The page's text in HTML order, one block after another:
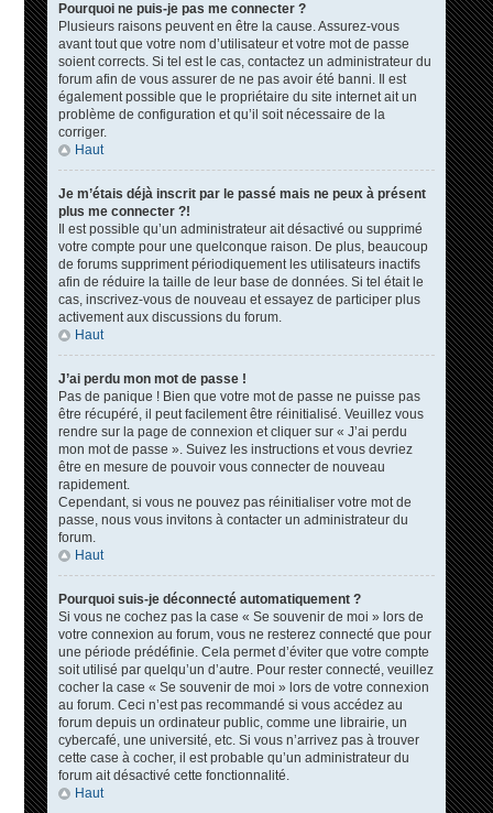
Pourquoi ne puis-je pas me connecter ?
Plusieurs raisons peuvent en être la cause. Assurez-vous
avant tout que votre nom d’utilisateur et votre mot de passe
soient corrects. Si tel est le cas, contactez un administrateur du
forum afin de vous assurer de ne pas avoir été banni. Il est
également possible que le propriétaire du site internet ait un
problème de configuration et qu’il soit nécessaire de la
corriger.
Haut
Je m’étais déjà inscrit par le passé mais ne peux à présent
plus me connecter ?!
Il est possible qu’un administrateur ait désactivé ou supprimé
votre compte pour une quelconque raison. De plus, beaucoup
de forums suppriment périodiquement les utilisateurs inactifs
afin de réduire la taille de leur base de données. Si tel était le
cas, inscrivez-vous de nouveau et essayez de participer plus
activement aux discussions du forum.
Haut
J’ai perdu mon mot de passe !
Pas de panique ! Bien que votre mot de passe ne puisse pas
être récupéré, il peut facilement être réinitialisé. Veuillez vous
rendre sur la page de connexion et cliquer sur « J’ai perdu
mon mot de passe ». Suivez les instructions et vous devriez
être en mesure de pouvoir vous connecter de nouveau
rapidement.
Cependant, si vous ne pouvez pas réinitialiser votre mot de
passe, nous vous invitons à contacter un administrateur du
forum.
Haut
Pourquoi suis-je déconnecté automatiquement ?
Si vous ne cochez pas la case « Se souvenir de moi » lors de
votre connexion au forum, vous ne resterez connecté que pour
une période prédéfinie. Cela permet d’éviter que votre compte
soit utilisé par quelqu’un d’autre. Pour rester connecté, veuillez
cocher la case « Se souvenir de moi » lors de votre connexion
au forum. Ceci n’est pas recommandé si vous accédez au
forum depuis un ordinateur public, comme une librairie, un
cybercafé, une université, etc. Si vous n’arrivez pas à trouver
cette case à cocher, il est probable qu’un administrateur du
forum ait désactivé cette fonctionnalité.
Haut